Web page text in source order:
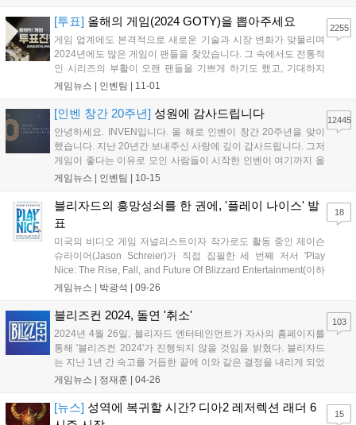
오면 그런 거다. 대한민국이 그래요...
[투표] 올해의 게임(2024 GOTY)을 뽑아주세요
게임 업계에도 본격적으로 새로운 기술과 시장 변화가 맞물리며
2024년에도 많은 게임이 팬들을 찾았습니다. 그 속에서도 전통적
인 시리즈의 부활이 오랜 팬들을 기쁘게 하기도 했고, 기대하지
못했던 신작이 깜짝 흥행을 거두기도 했습니다. 특히 일본은 물론
3국에 대한 기대가 높아지기도 했습니다....
게임뉴스 | 인벤팀 11-01
2255
[인벤 창간 20주년] 성원에 감사드립니다
안녕하세요. INVEN입니다. 올 해로 인벤이 창간 20주년을 맞이
했습니다. 지난 20년간 보내주신 사랑에 깊이 감사드립니다. 그저
게임이 좋다는 이유로 모인 사람들이 시작한 인벤이 여기까지 올
수 있었던 것은 보내주신 사랑과 성원 덕분이라고 생각합니다. 이
이제는 그 말을 쓰지 못하고, '고작...
게임뉴스 | 인벤팀 10-15
12445
블리자드의 흥망성쇠를 한 권에, '플레이 나이스' 발
표
미국의 비디오 게임 저널리스트이자 작가로도 활동 중인 제이슨
슈라이어(Jason Schreier)가 직접 집필한 세 번째 저서 'Play
Nice: The Rise, Fall, and Future Of Blizzard Entertainment(이하
플레이 나이스)'를 발표했다. 이 책은 제목에서 알 수 있듯, 1991
게임뉴스 | 박광석 09-26
18
블리즈컨 2024, 돌연 '취소'
2024년 4월 26일, 블리자드 엔터테인먼트가 자사의 홈페이지를
통해 '블리즈컨 2024'가 진행되지 않을 것임을 밝혔다. 블리자드
는 지난 1년 간 숙고를 거듭한 끝에 이와 같은 결정을 내리게 되었
으며, 많은 팬들이 기대하는 행사이니만큼 결코 가볍게 결정한 건
로 적용되는 것일 뿐, 블리즈컨 자...
게임뉴스 | 정재훈 04-26
103
[뉴스] 성역에 복귀할 시간? 디아2 레저렉션 래더 6
15